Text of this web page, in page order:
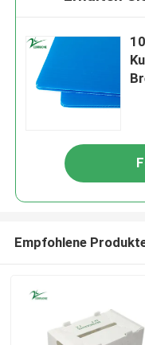
Empfohlene